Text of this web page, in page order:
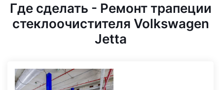
Где сделать - Ремонт трапеции
стеклоочистителя Volkswagen
Jetta